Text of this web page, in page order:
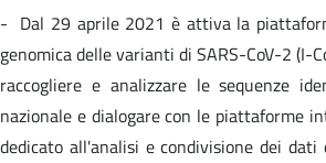
- Dal 29 aprile 2021 è attiva la
genomica delle varianti di SARS-CoV-2 (I-
raccogliere e analizzare le sequenze
nazionale e dialogare con le piattaforme
dedicato all'analisi e condivisione dei dati